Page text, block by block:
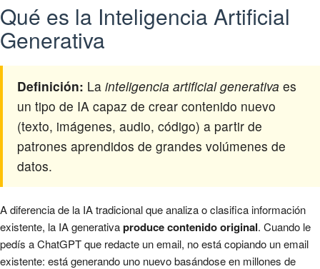
Qué es la Inteligencia Artificial
Generativa
Definición: La inteligencia artificial generativa es
un tipo de IA capaz de crear contenido nuevo
(texto, imágenes, audio, código) a partir de
patrones aprendidos de grandes volúmenes de
datos.
A diferencia de la IA tradicional que analiza o clasifica información
existente, la IA generativaproduce contenido original. Cuando le
pedís a ChatGPT que redacte un email, no está copiando un email
existente: está generando uno nuevo basándose en millones de